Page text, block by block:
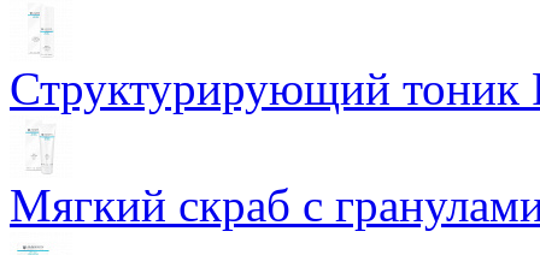
Структурирующий тоник
Мягкий скраб с